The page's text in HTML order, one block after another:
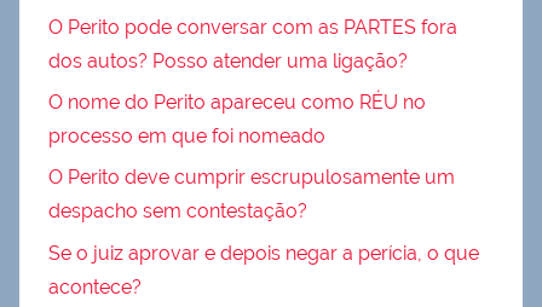
O Perito pode conversar com as PARTES fora
dos autos? Posso atender uma ligação?
O nome do Perito apareceu como RÉU no
processo em que foi nomeado
O Perito deve cumprir escrupulosamente um
despacho sem contestação?
Se o juiz aprovar e depois negar a perícia, o que
acontece?